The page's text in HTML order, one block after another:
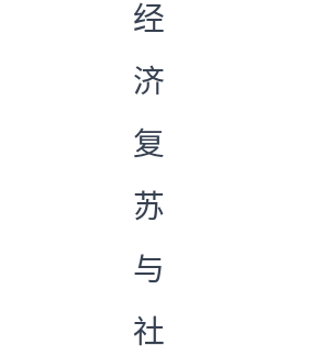
经
济
复
苏
与
社